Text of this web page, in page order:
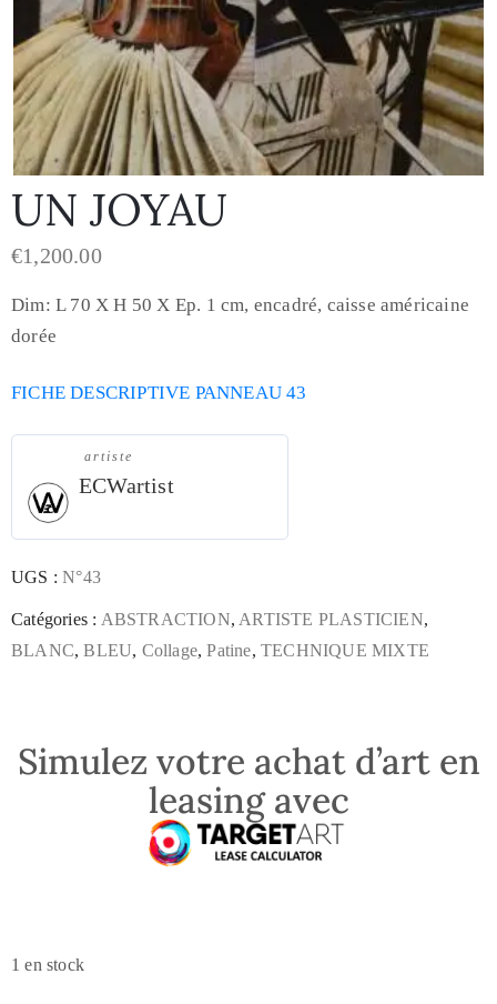
UN JOYAU
€1,200.00
Dim: L 70 X H 50 X Ep. 1 cm, encadré, caisse américaine
dorée
FICHE DESCRIPTIVE PANNEAU 43
artiste
ECWartist
UGS :N°43
Catégories : ABSTRACTION,ARTISTE PLASTICIEN,
BLANC,BLEU, Collage,Patine,TECHNIQUE MIXTE
Simulez votre achat d’art en
leasing avec
1 en stock